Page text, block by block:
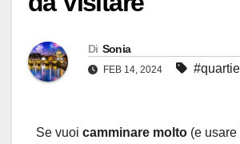
Di Sonia
FEB 14, 2024
Se vuoi camminare molto (e